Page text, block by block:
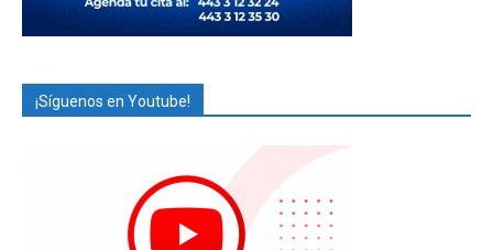
¡Síguenos en Youtube!